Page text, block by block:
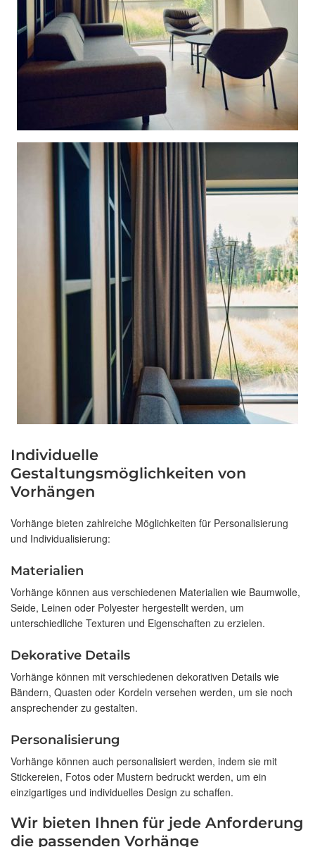
Individuelle
Gestaltungsmöglichkeiten von
Vorhängen
Vorhänge bieten zahlreiche Möglichkeiten für Personalisierung
und Individualisierung:
Materialien
Vorhänge können aus verschiedenen Materialien wie Baumwolle,
Seide, Leinen oder Polyester hergestellt werden, um
unterschiedliche Texturen und Eigenschaften zu erzielen.
Dekorative Details
Vorhänge können mit verschiedenen dekorativen Details wie
Bändern, Quasten oder Kordeln versehen werden, um sie noch
ansprechender zu gestalten.
Personalisierung
Vorhänge können auch personalisiert werden, indem sie mit
Stickereien, Fotos oder Mustern bedruckt werden, um ein
einzigartiges und individuelles Design zu schaffen.
Wir bieten Ihnen für jede Anforderung
die passenden Vorhänge